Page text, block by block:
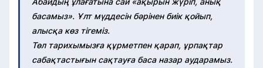
басамыз». Ұлт мүддесін бәрінен биік қойып,
алысқа көз тігеміз.
Төл тарихымызға құрметпен қарап, ұрпақтар
сабақтастығын сақтауға баса назар аударамыз.